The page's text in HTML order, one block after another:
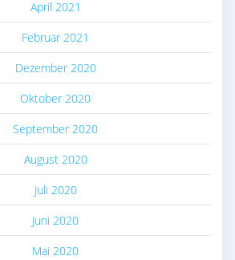
April 2021
Februar 2021
Dezember 2020
Oktober 2020
September 2020
August 2020
Juli 2020
Juni 2020
Mai 2020